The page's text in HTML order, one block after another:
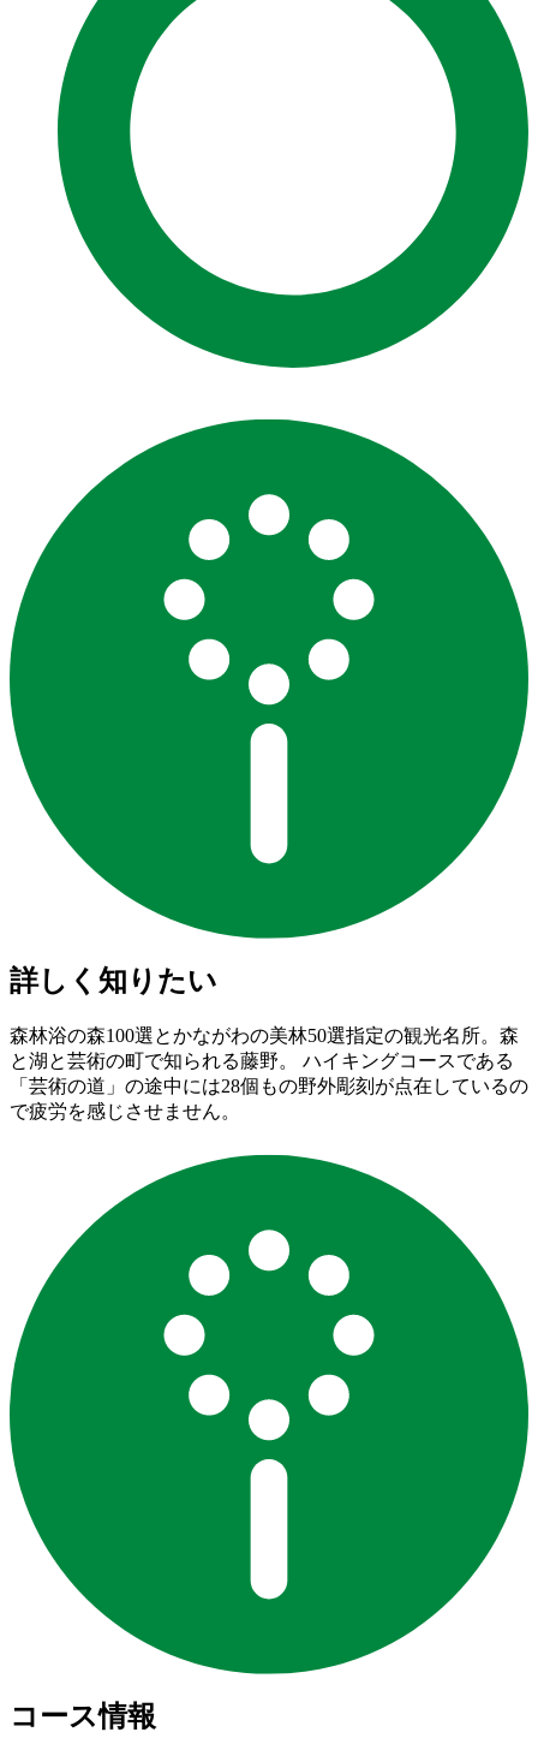
詳しく知りたい
森林浴の森100選とかながわの美林50選指定の観光名所。森
と湖と芸術の町で知られる藤野。 ハイキングコースである
「芸術の道」の途中には28個もの野外彫刻が点在しているの
で疲労を感じさせません。
コース情報